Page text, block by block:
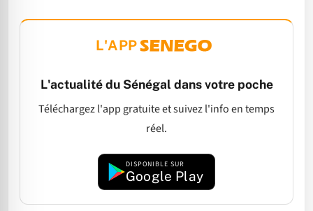
L'APP
L'actualité du Sénégal dans votre poche
Téléchargez l'app gratuite et suivez l'info en temps
réel.
DISPONIBLE SUR
Google Play